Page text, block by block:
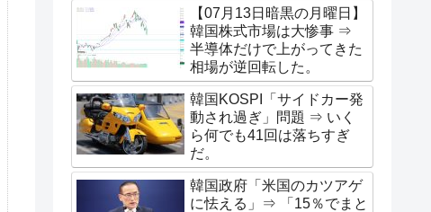
【07月13日暗黒の月曜日】
韓国株式市場は大惨事 ⇒
半導体だけで上がってきた
相場が逆回転した。
韓国KOSPI「サイドカー発
動され過ぎ」問題 ⇒ いく
ら何でも41回は落ちすぎ
だ。
韓国政府「米国のカツアゲ
に怯える」⇒ 「15％でまと